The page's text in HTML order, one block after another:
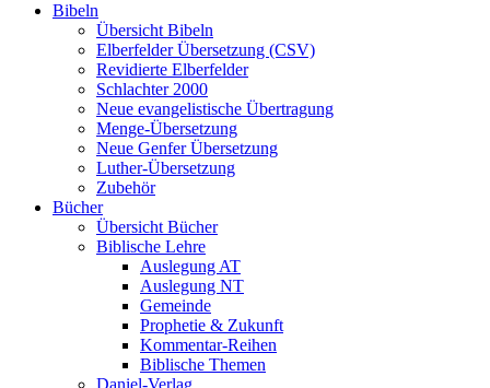
Bibeln
Übersicht Bibeln
Elberfelder Übersetzung (CSV)
Revidierte Elberfelder
Schlachter 2000
Neue evangelistische Übertragung
Menge-Übersetzung
Neue Genfer Übersetzung
Luther-Übersetzung
Zubehör
Bücher
Übersicht Bücher
Biblische Lehre
Auslegung AT
Auslegung NT
Gemeinde
Prophetie & Zukunft
Kommentar-Reihen
Biblische Themen
Daniel-Verlag